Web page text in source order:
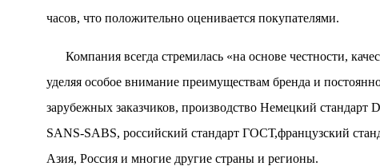
часов, что положительно оценивается покупателями.
Компания всегда стремилась «на основе честности,
уделяя особое внимание преимуществам бренда и
зарубежных заказчиков, производство Немецкий
SANS-SABS, российский стандарт ГОСТ,французский
Азия, Россия и многие другие страны и регионы.